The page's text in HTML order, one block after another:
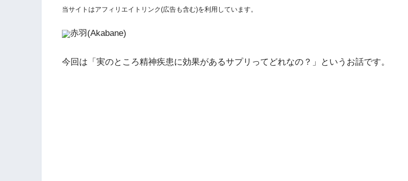
当サイトはアフィリエイトリンク(広告も含む)を利用しています。
赤羽(Akabane)
今回は「実のところ精神疾患に効果があるサプリってどれなの？」というお話です。